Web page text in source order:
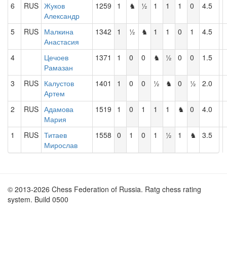
6 RUS Жуков
Александр
1259 1 ♞ ½ 1 1 1 0 4.5
5 RUS Малкина
Анастасия
1342 1 ½ ♞ 1 1 0 1 4.5
4
Цечоев
Рамазан
1371 1 0 0 ♞ ½ 0 0 1.5
3 RUS Калустов
Артем
1401 1 0 0 ½ ♞ 0 ½ 2.0
2 RUS Адамова
Мария
1519 1 0 1 1 1 ♞ 0 4.0
1 RUS Титаев
Мирослав
1558 0 1 0 1 ½ 1 ♞ 3.5
© 2013-2026 Chess Federation of Russia. Ratg chess rating
system. Build 0500